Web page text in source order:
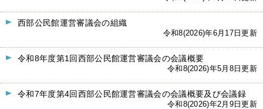
西部公民館運営審議会の組織
令和8(2026)年6月17日更新
令和8年度第1回西部公民館運営審議会の会議概要
令和8(2026)年5月8日更新
令和7年度第4回西部公民館運営審議会の会議概要及び会議録
令和8(2026)年2月9日更新